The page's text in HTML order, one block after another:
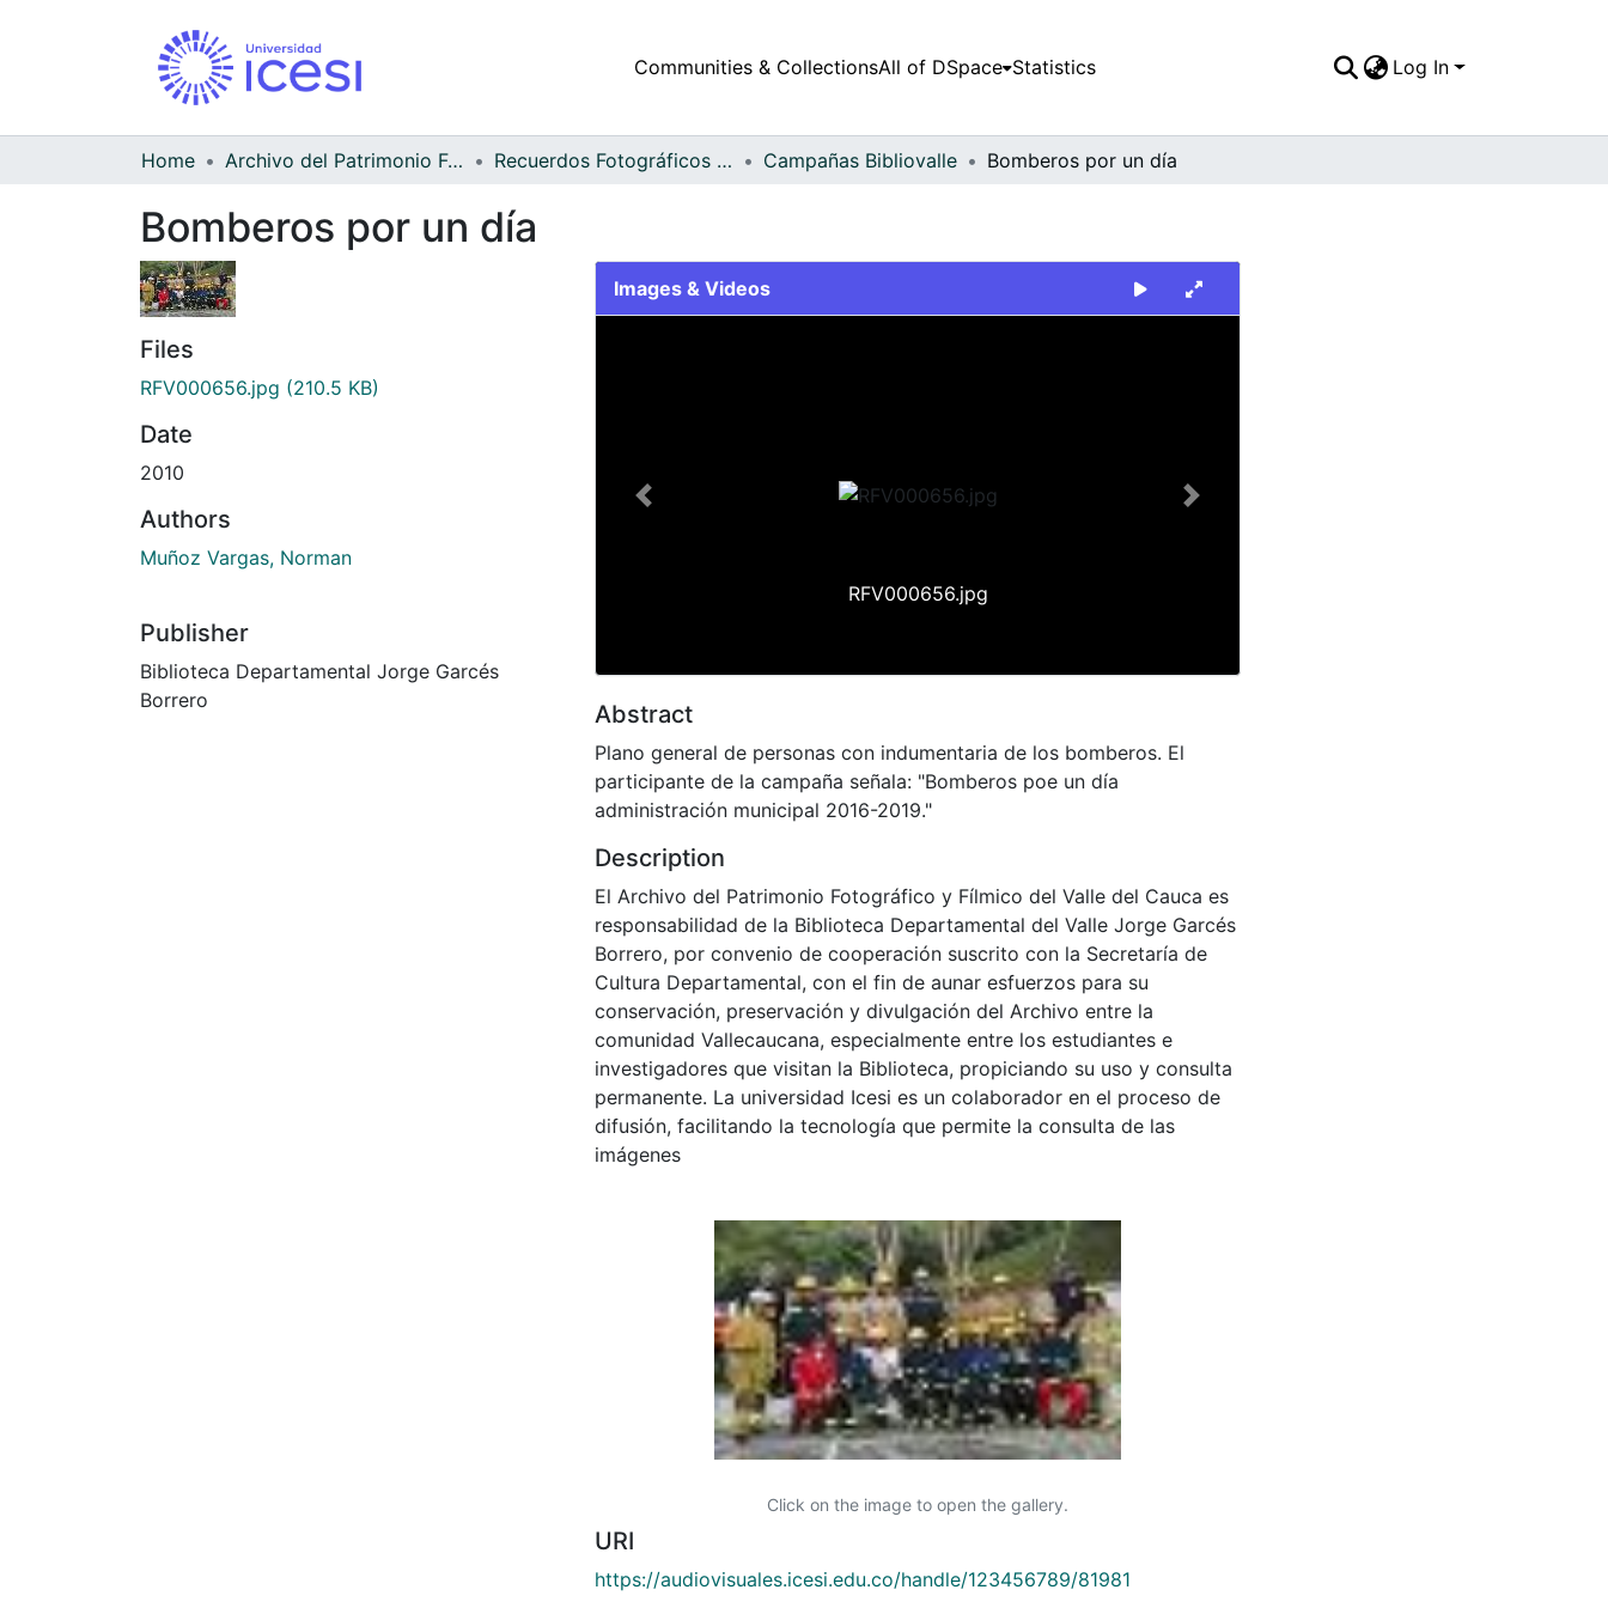
Communities & CollectionsAll of DSpace Statistics Log In
Home Archivo del Patrimonio Fotográfico y Fílmico del Valle del Cauca Recuerdos Fotográficos Vallecaucanos Campañas Bibliovalle Bomberos por un día
Bomberos por un día
Files
RFV000656.jpg (210.5 KB)
Date
2010
Authors
Muñoz Vargas, Norman
Publisher
Biblioteca Departamental Jorge Garcés
Borrero
Images & Videos
RFV000656.jpg
Previous Next
Abstract
Plano general de personas con indumentaria de los bomberos. El
participante de la campaña señala: "Bomberos poe un día
administración municipal 2016-2019."
Description
El Archivo del Patrimonio Fotográfico y Fílmico del Valle del Cauca es
responsabilidad de la Biblioteca Departamental del Valle Jorge Garcés
Borrero, por convenio de cooperación suscrito con la Secretaría de
Cultura Departamental, con el fin de aunar esfuerzos para su
conservación, preservación y divulgación del Archivo entre la
comunidad Vallecaucana, especialmente entre los estudiantes e
investigadores que visitan la Biblioteca, propiciando su uso y consulta
permanente. La universidad Icesi es un colaborador en el proceso de
difusión, facilitando la tecnología que permite la consulta de las
imágenes
Click on the image to open the gallery.
URI
https://audiovisuales.icesi.edu.co/handle/123456789/81981